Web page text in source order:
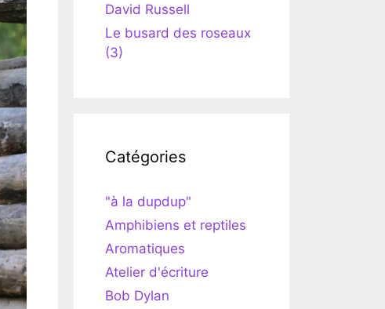
David Russell
Le busard des roseaux
(3)
Catégories
"à la dupdup"
Amphibiens et reptiles
Aromatiques
Atelier d'écriture
Bob Dylan